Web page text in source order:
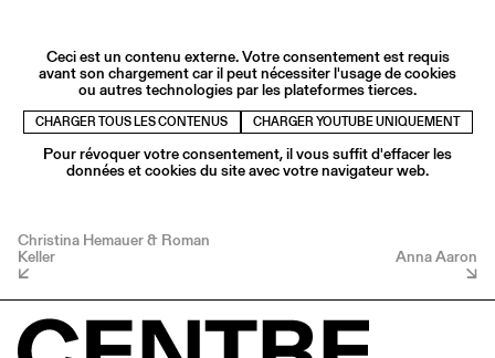
Ceci est un contenu externe. Votre consentement est requis
avant son chargement car il peut nécessiter l'usage de cookies
ou autres technologies par les plateformes tierces.
CHARGER TOUS LES CONTENUS CHARGER YOUTUBE UNIQUEMENT
Pour révoquer votre consentement, il vous suffit d'effacer les
données et cookies du site avec votre navigateur web.
Christina Hemauer & Roman
Keller Anna Aaron